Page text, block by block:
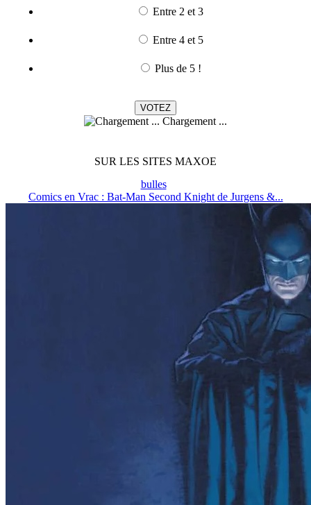
Entre 2 et 3
Entre 4 et 5
Plus de 5 !
Chargement ...
SUR LES SITES MAXOE
bulles
Comics en Vrac : Bat-Man Second Knight de Jurgens &...